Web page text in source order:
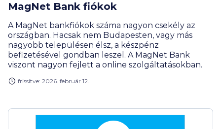
MagNet Bank fiókok
A MagNet bankfiókok száma nagyon csekély az
országban. Hacsak nem Budapesten, vagy más
nagyobb településen élsz, a készpénz
befizetésével gondban leszel. A MagNet Bank
viszont nagyon fejlett a online szolgáltatásokban.
frissítve: 2026. február 12.